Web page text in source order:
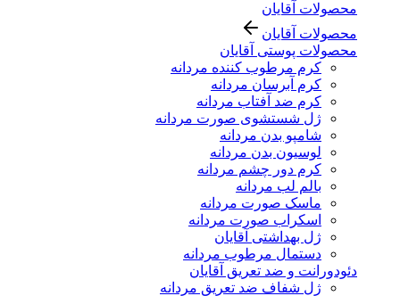
محصولات آقایان
محصولات آقایان
محصولات پوستی آقایان
کرم مرطوب کننده مردانه
کرم آبرسان مردانه
کرم ضد آفتاب مردانه
ژل شستشوی صورت مردانه
شامپو بدن مردانه
لوسیون بدن مردانه
کرم دور چشم مردانه
بالم لب مردانه
ماسک صورت مردانه
اسکراب صورت مردانه
ژل بهداشتی آقایان
دستمال مرطوب مردانه
دئودورانت و ضد تعریق آقایان
ژل شفاف ضد تعریق مردانه